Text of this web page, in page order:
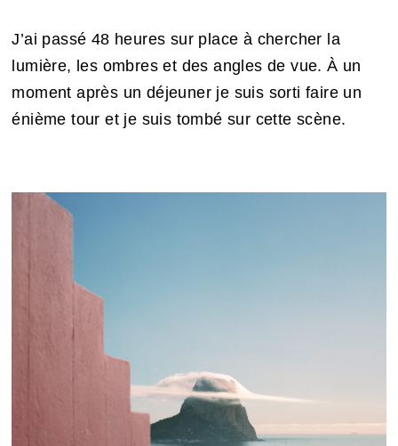
J’ai passé 48 heures sur place à chercher la
lumière, les ombres et des angles de vue. À un
moment après un déjeuner je suis sorti faire un
énième tour et je suis tombé sur cette scène.